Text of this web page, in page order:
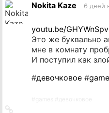
Nokita Kaze 6 дней
youtu.be/
Это же буквально
мне в комнату
И поступил как
#девочковое #